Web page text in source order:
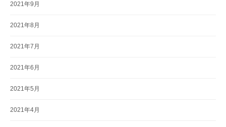
2021年9月
2021年8月
2021年7月
2021年6月
2021年5月
2021年4月